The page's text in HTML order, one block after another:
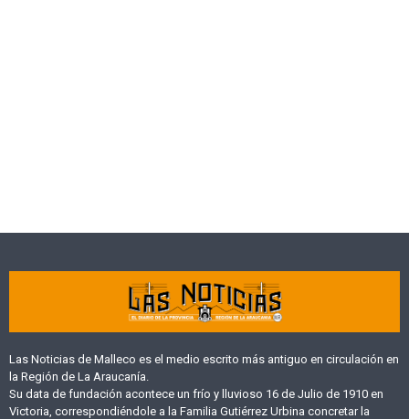
Las Noticias de Malleco es el medio escrito más antiguo en circulación en
la Región de La Araucanía.
Su data de fundación acontece un frío y lluvioso 16 de Julio de 1910 en
Victoria, correspondiéndole a la Familia Gutiérrez Urbina concretar la